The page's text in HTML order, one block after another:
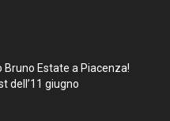
Bruno Estate a Piacenza!
dell’11 giugno